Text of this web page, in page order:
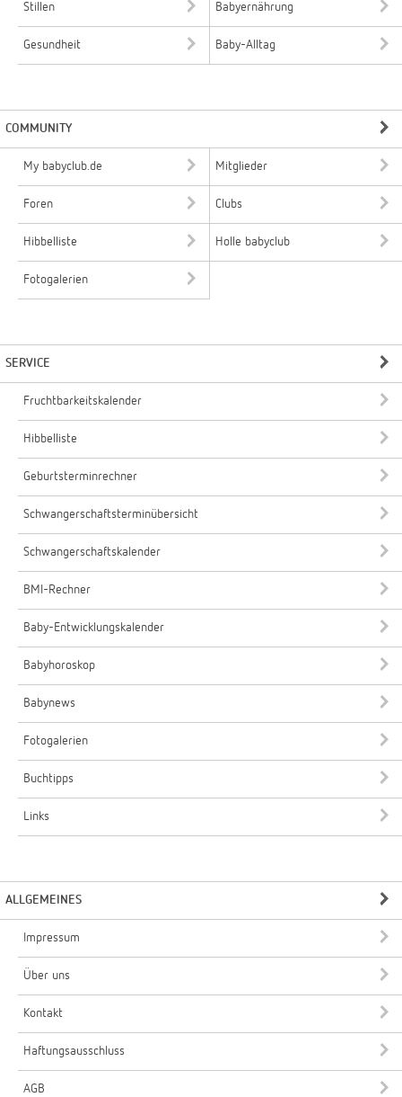
Stillen Babyernährung
Gesundheit Baby-Alltag
COMMUNITY
My babyclub.de Mitglieder
Foren Clubs
Hibbelliste Holle babyclub
Fotogalerien
SERVICE
Fruchtbarkeitskalender
Hibbelliste
Geburtsterminrechner
Schwangerschaftsterminübersicht
Schwangerschaftskalender
BMI-Rechner
Baby-Entwicklungskalender
Babyhoroskop
Babynews
Fotogalerien
Buchtipps
Links
ALLGEMEINES
Impressum
Über uns
Kontakt
Haftungsausschluss
AGB